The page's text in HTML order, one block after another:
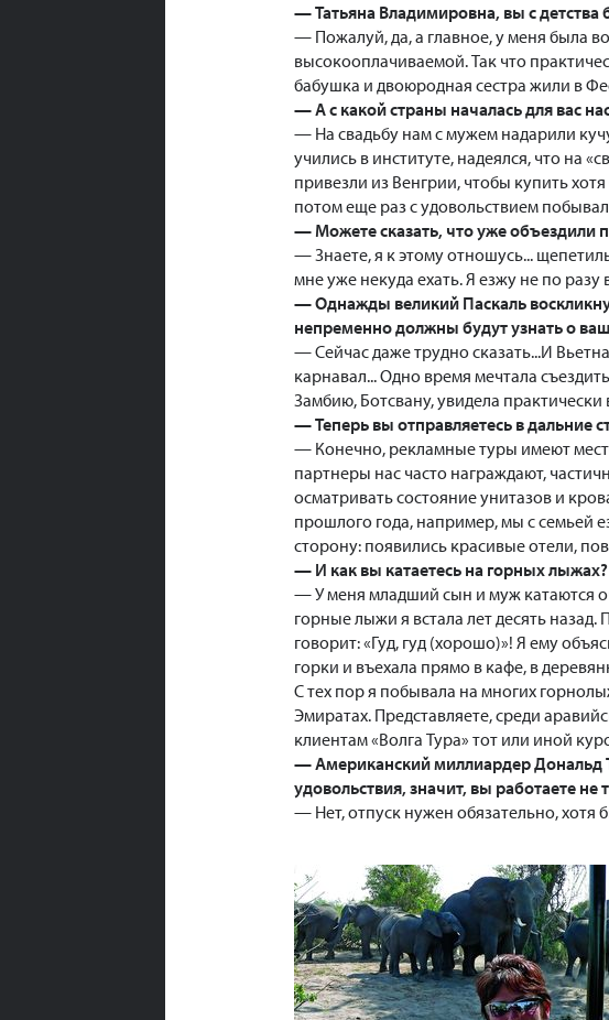
— Татьяна Владимировна, вы с
— Пожалуй, да, а главное, у меня была
высокооплачиваемой. Так что
бабушка и двоюродная сестра жили в
— А с какой страны началась для вас
— На свадьбу нам с мужем надарили
учились в институте, надеялся, что на
привезли из Венгрии, чтобы купить
потом еще раз с удовольствием
— Можете сказать, что уже объездили
— Знаете, я к этому отношусь...
мне уже некуда ехать. Я езжу не по разу
— Однажды великий Паскаль
непременно должны будут узнать о
— Сейчас даже трудно сказать...И
карнавал... Одно время мечтала
Замбию, Ботсвану, увидела
— Теперь вы отправляетесь в дальние
— Конечно, рекламные туры имеют
партнеры нас часто награждают,
осматривать состояние унитазов и
прошлого года, например, мы с семьей
сторону: появились красивые отели,
— И как вы катаетесь на горных лыжах?
— У меня младший сын и муж катаются
горные лыжи я встала лет десять
говорит: «Гуд, гуд (хорошо)»! Я ему
горки и въехала прямо в кафе, в
С тех пор я побывала на многих
Эмиратах. Представляете, среди
клиентам «Волга Тура» тот или иной
— Американский миллиардер Дональд
удовольствия, значит, вы работаете не
— Нет, отпуск нужен обязательно, хотя